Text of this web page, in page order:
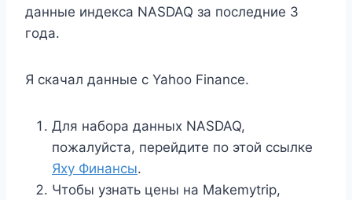
данные индекса NASDAQ за последние 3
года.
Я скачал данные с Yahoo Finance.
Для набора данных NASDAQ,
пожалуйста, перейдите по этой ссылке
Яху Финансы.
Чтобы узнать цены на Makemytrip,